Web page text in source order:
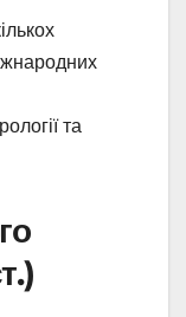
та